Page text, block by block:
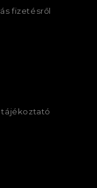
fizetésről